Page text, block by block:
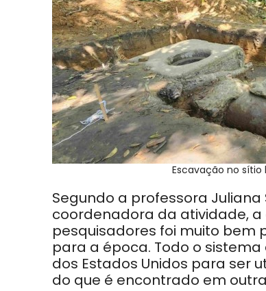
Escavação no sítio
Segundo a professora Juliana
coordenadora da atividade,
pesquisadores foi muito
para a época. Todo o
dos Estados Unidos para ser
do que é encontrado em